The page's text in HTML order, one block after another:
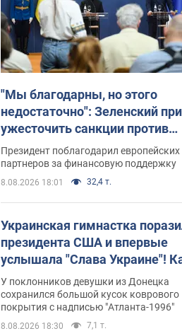
"Мы благодарны, но этого
недостаточно": Зеленский
ужесточить санкции против
России
Президент поблагодарил европейских
партнеров за финансовую поддержку
8.08.2026 18:01 32,4 т.
Украинская гимнастка
президента США и впервые
услышала "Слава Украине"!
сложилась судьба
которая 30 лет назад
"золото" Олимпиады
У поклонников девушки из Донецка
сохранился большой кусок коврового
покрытия с надписью "Атланта-1996"
8.08.2026 18:30 7,1 т.